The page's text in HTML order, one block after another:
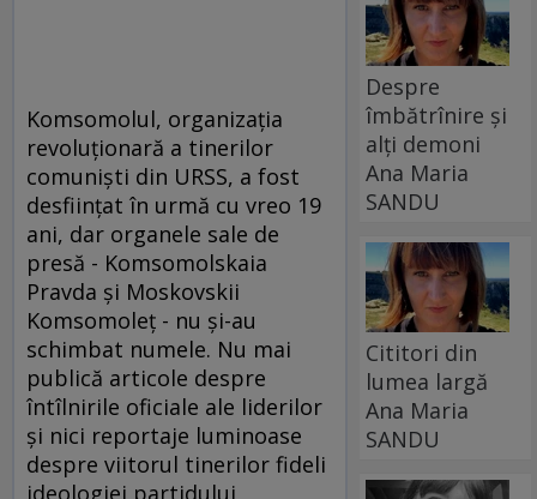
Komsomolul, organizaţia
revoluţionară a tinerilor
comunişti din URSS, a fost
desfiinţat în urmă cu vreo 19
ani, dar organele sale de
presă - Komsomolskaia
Pravda şi Moskovskii
Komsomoleţ - nu şi-au
schimbat numele. Nu mai
publică articole despre
întîlnirile oficiale ale liderilor
şi nici reportaje luminoase
despre viitorul tinerilor fideli
ideologiei partidului
Despre
îmbătrînire și
alți demoni
Ana Maria
SANDU
Cititori din
lumea largă
Ana Maria
SANDU